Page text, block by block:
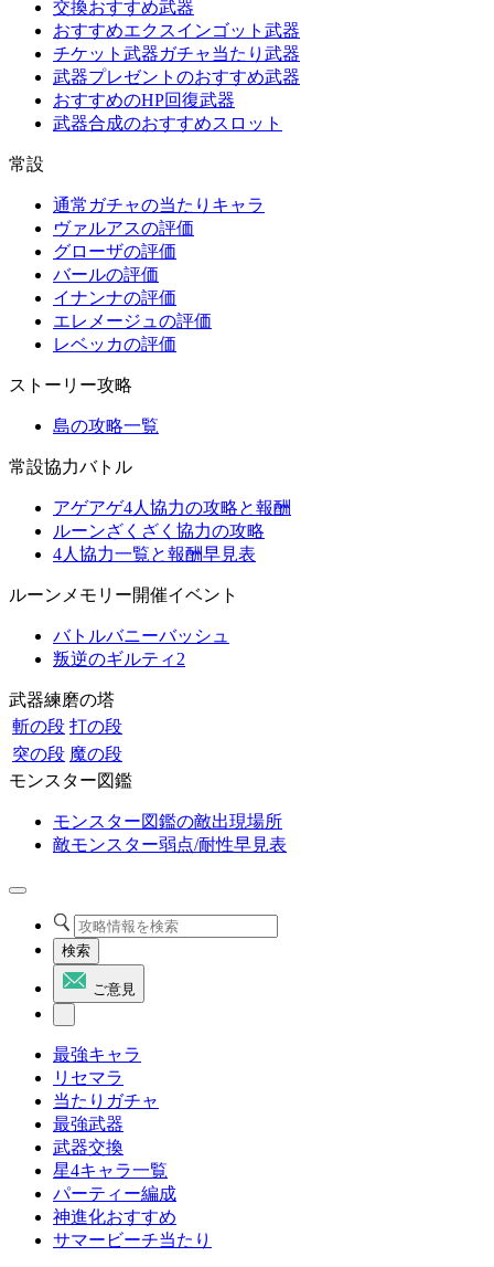
交換おすすめ武器
おすすめエクスインゴット武器
チケット武器ガチャ当たり武器
武器プレゼントのおすすめ武器
おすすめのHP回復武器
武器合成のおすすめスロット
常設
通常ガチャの当たりキャラ
ヴァルアスの評価
グローザの評価
バールの評価
イナンナの評価
エレメージュの評価
レベッカの評価
ストーリー攻略
島の攻略一覧
常設協力バトル
アゲアゲ4人協力の攻略と報酬
ルーンざくざく協力の攻略
4人協力一覧と報酬早見表
ルーンメモリー開催イベント
バトルバニーバッシュ
叛逆のギルティ2
武器練磨の塔
斬の段 打の段
突の段 魔の段
モンスター図鑑
モンスター図鑑の敵出現場所
敵モンスター弱点/耐性早見表
検索
ご意見
最強キャラ
リセマラ
当たりガチャ
最強武器
武器交換
星4キャラ一覧
パーティー編成
神進化おすすめ
サマービーチ当たり